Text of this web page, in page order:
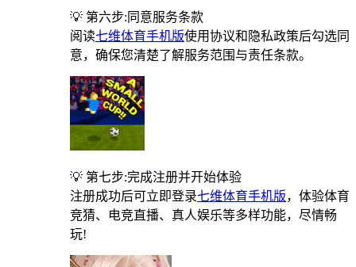
💡 第六步:同意服务条款
阅读七维体育手机版使用协议和隐私政策后勾选同
意，确保您清楚了解服务范围与责任条款。
💡 第七步:完成注册并开始体验
注册成功后可立即登录七维体育手机版，体验体育
竞猜、电竞直播、真人娱乐等多样功能，尽情畅
玩!